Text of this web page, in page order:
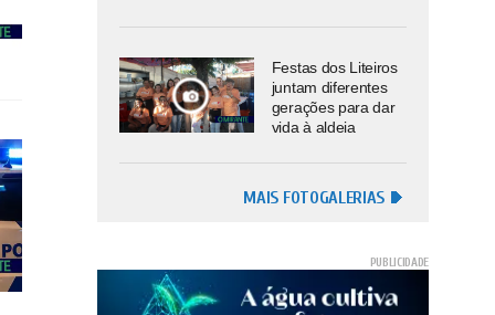
Festas dos Liteiros
juntam diferentes
gerações para dar
vida à aldeia
MAIS FOTOGALERIAS